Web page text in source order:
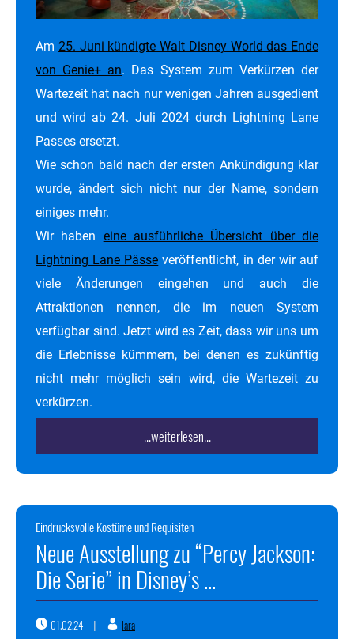
Am 25. Juni kündigte Walt Disney World das Ende
von Genie+ an. Das System zum Verkürzen der
Wartezeit hat nach nur wenigen Jahren ausgedient
und wird ab 24. Juli 2024 durch Lightning Lane
Passes ersetzt.
Wie schon bald nach der ersten Ankündigung klar
wurde, ändert sich nicht nur der Name, sondern
einiges mehr.
Wir haben eine ausführliche Übersicht über die
Lightning Lane Pässe veröffentlicht, in der wir auf
viele Änderungen eingehen und auch die
Attraktionen nennen, die im neuen System
verfügbar sind. Jetzt wird es Zeit, dass wir uns um
die Erlebnisse kümmern, bei denen es zukünftig
nicht mehr möglich sein wird, die Wartezeit zu
verkürzen.
...weiterlesen...
Eindrucksvolle Kostüme und Requisiten
Neue Ausstellung zu “Percy Jackson:
Die Serie” in Disney’s ...
01.02.24 | lara